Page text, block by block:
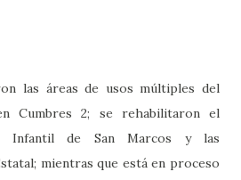
las áreas de usos múltiples del
Cumbres 2; se rehabilitaron el
Infantil de San Marcos y las
mientras que está en proceso